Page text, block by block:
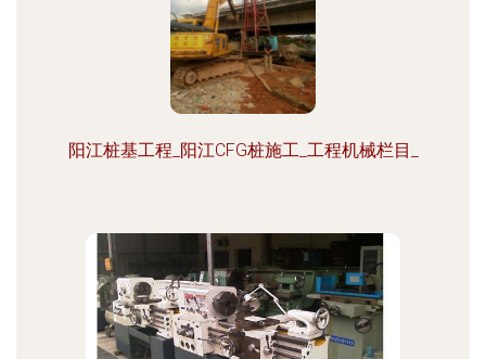
阳江桩基工程_阳江CFG桩施工_工程机械栏目_